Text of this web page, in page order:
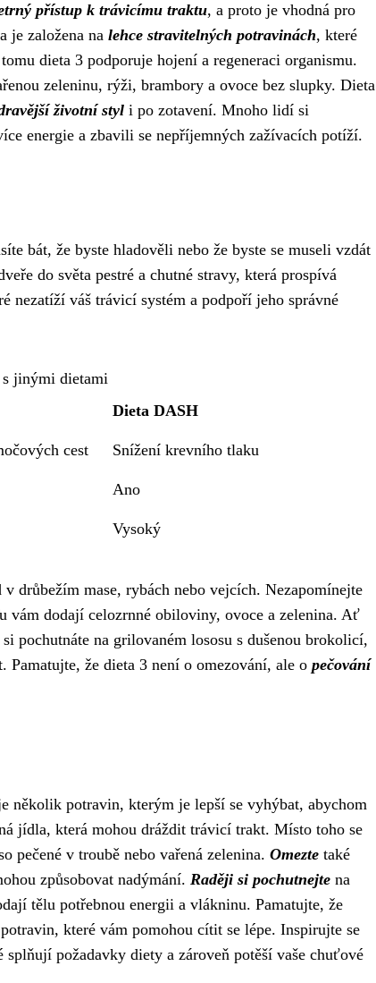
přístup k trávicímu traktu, a proto je vhodná pro
je založena na lehce stravitelných potravinách, které
dieta 3 podporuje hojení a regeneraci organismu.
zeleninu, rýži, brambory a ovoce bez slupky. Dieta
životní styl i po zotavení. Mnoho lidí si
energie a zbavili se nepříjemných zažívacích potíží.
bát, že byste hladověli nebo že byste se museli vzdát
do světa pestré a chutné stravy, která prospívá
nezatíží váš trávicí systém a podpoří jeho správné
jinými dietami
Dieta DASH
cest Snížení krevního tlaku
Ano
Vysoký
drůbežím mase, rybách nebo vejcích. Nezapomínejte
vám dodají celozrnné obiloviny, ovoce a zelenina. Ať
pochutnáte na grilovaném lososu s dušenou brokolicí,
že dieta 3 není o omezování, ale o pečování
několik potravin, kterým je lepší se vyhýbat, abychom
jídla, která mohou dráždit trávicí trakt. Místo toho se
pečené v troubě nebo vařená zelenina. Omezte také
způsobovat nadýmání. Raději si pochutnejte na
tělu potřebnou energii a vlákninu. Pamatujte, že
které vám pomohou cítit se lépe. Inspirujte se
požadavky diety a zároveň potěší vaše chuťové